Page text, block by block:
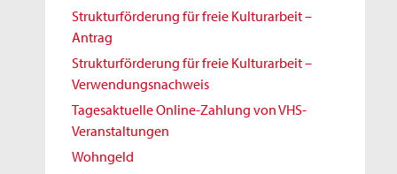
Strukturförderung für freie Kulturarbeit –
Antrag
Strukturförderung für freie Kulturarbeit –
Verwendungsnachweis
Tagesaktuelle Online-Zahlung von VHS-
Veranstaltungen
Wohngeld